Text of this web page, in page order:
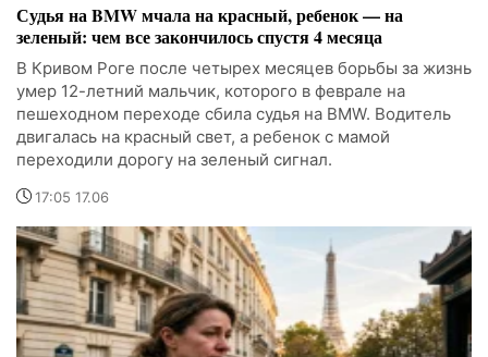
Судья на BMW мчала на красный, ребенок — на
зеленый: чем все закончилось спустя 4 месяца
В Кривом Роге после четырех месяцев борьбы за жизнь
умер 12-летний мальчик, которого в феврале на
пешеходном переходе сбила судья на BMW. Водитель
двигалась на красный свет, а ребенок с мамой
переходили дорогу на зеленый сигнал.
17:05 17.06